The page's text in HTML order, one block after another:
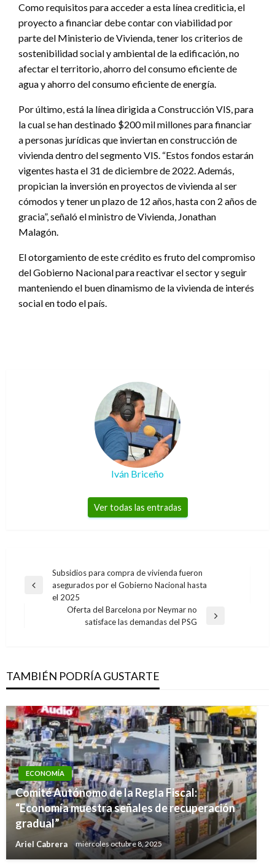
Como requisitos para acceder a esta línea crediticia, el
proyecto a financiar debe contar con viabilidad por
parte del Ministerio de Vivienda, tener los criterios de
sostenibilidad social y ambiental de la edificación, no
afectar el territorio, ahorro del consumo eficiente de
agua y ahorro del consumo eficiente de energía.
Por último, está la línea dirigida a Construcción VIS, para
la cual se han destinado $200 mil millones para financiar
a personas jurídicas que inviertan en construcción de
vivienda dentro del segmento VIS. “Estos fondos estarán
vigentes hasta el 31 de diciembre de 2022. Además,
propician la inversión en proyectos de vivienda al ser
cómodos y tener un plazo de 12 años, hasta con 2 años de
gracia”, señaló el ministro de Vivienda, Jonathan
Malagón.
El otorgamiento de este crédito es fruto del compromiso
del Gobierno Nacional para reactivar el sector y seguir
manteniendo el buen dinamismo de la vivienda de interés
social en todo el país.
Iván Briceño
Ver todas las entradas
Navegación
de
entradas
Entrada
Subsidios para compra de vivienda fueron
asegurados por el Gobierno Nacional hasta
el 2025
Oferta del Barcelona por Neymar no
satisface las demandas del PSG
TAMBIÉN PODRÍA GUSTARTE
ECONOMÍA
Comité Autónomo de la Regla Fiscal:
“Economía muestra señales de recuperación
gradual”
Ariel Cabrera miércoles octubre 8, 2025
ECONOMÍA
Colombia exportó 4.384 toneladas de carne
bovina a ocho países del mundo en el primer
trimestre del 2019
Manuel Reyes Beltran martes abril 9, 2019
ECONOMÍA
En octubre, continuó el buen desempeño del
comercio en el país, según Bitácora de Fenalco